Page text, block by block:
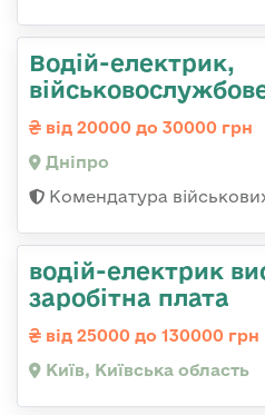
Водій-електрик,
від 20000 до 30000 грн
Дніпро
Комендатура
водій-електрик
заробітна плата
від 25000 до 130000 грн
Київ, Київська область